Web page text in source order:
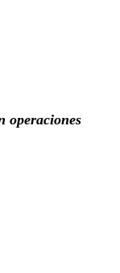
operaciones